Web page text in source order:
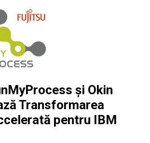
și Okin
Transformarea
pentru IBM